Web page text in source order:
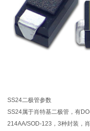
SS24二极管参数
SS24属于肖特基二极管，有
214AA/SOD-123，3种封装，